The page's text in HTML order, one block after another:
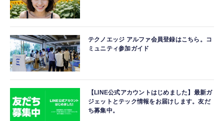
テクノエッジ アルファ会員登録はこちら。コ
ミュニティ参加ガイド
【LINE公式アカウントはじめました】最新ガ
ジェットとテック情報をお届けします。友だ
ち募集中。